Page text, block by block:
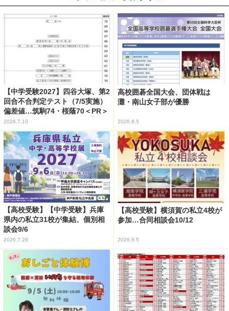
【中学受験2027】四谷大塚、第2
回合不合判定テスト（7/5実施）
偏差値…筑駒74・桜蔭70＜PR＞
2026.7.10
高校囲碁全国大会、団体戦は
灘・南山女子部が優勝
2026.8.5
【高校受験】【中学受験】兵庫
県内の私立31校が集結、個別相
談会9/6
2026.7.28
【高校受験】横須賀の私立4校が
参加…合同相談会10/12
2026.8.5